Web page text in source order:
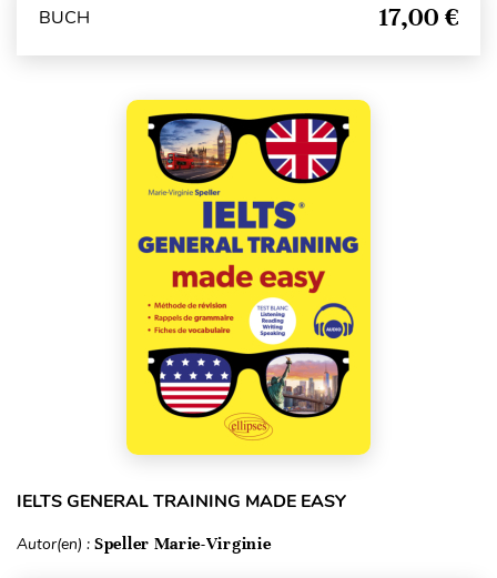
BUCH 17,00 €
IELTS GENERAL TRAINING MADE EASY
Autor(en) : Speller Marie-Virginie